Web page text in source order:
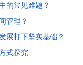
的常见难题？
管理？
展打下坚实基础？
式探究